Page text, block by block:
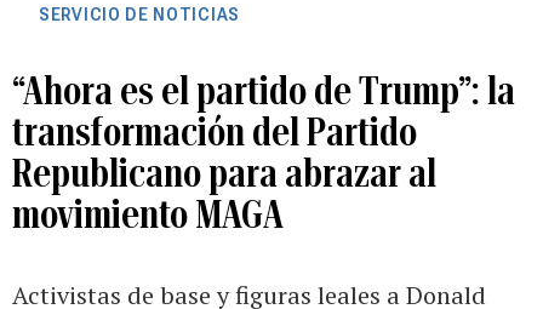
SERVICIO DE NOTICIAS
“Ahora es el partido de Trump”: la
transformación del Partido
Republicano para abrazar al
movimiento MAGA
Activistas de base y figuras leales a Donald